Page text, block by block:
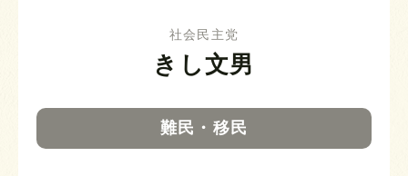
社会民主党
きし文男
難民・移民